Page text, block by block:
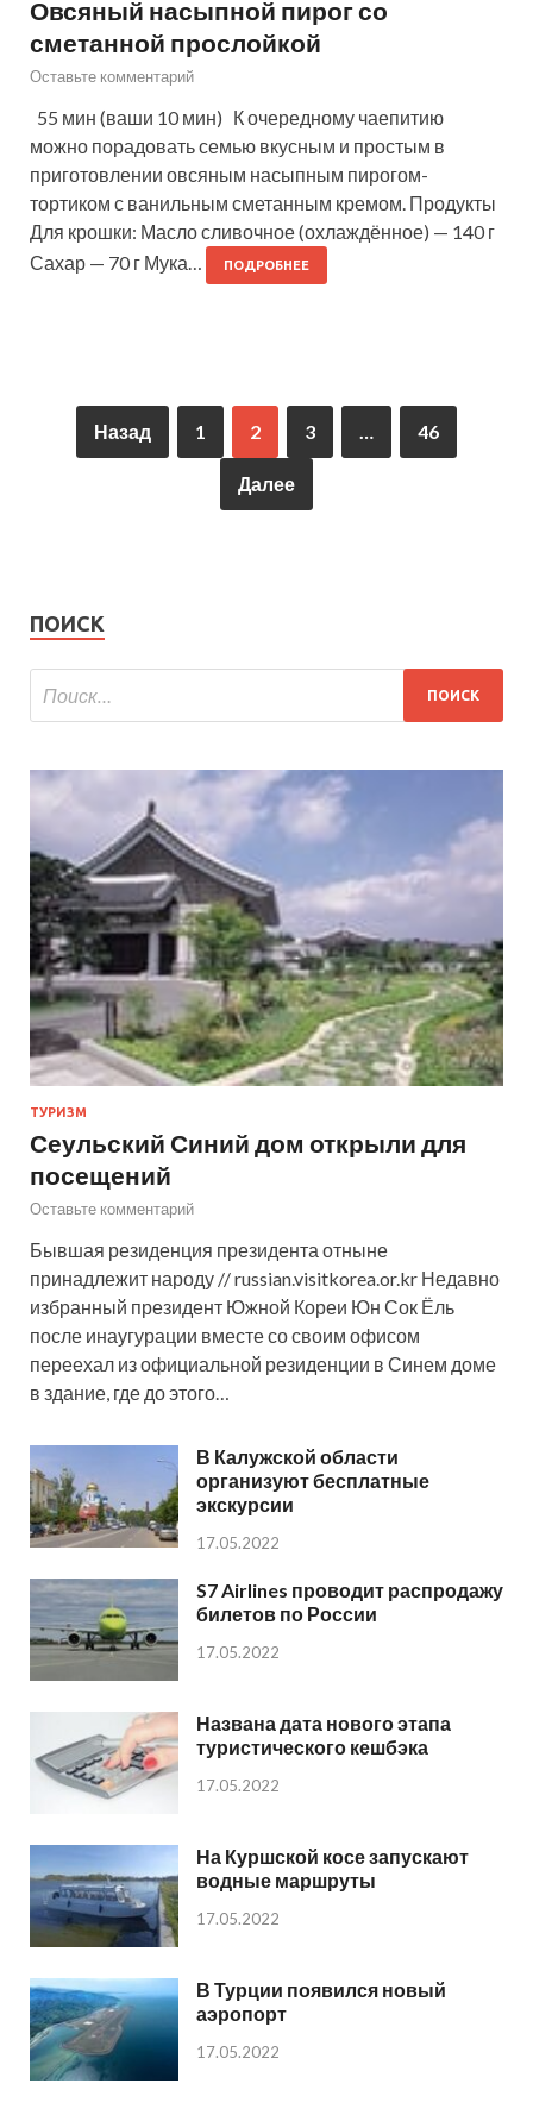
Овсяный насыпной пирог со
сметанной прослойкой
Оставьте комментарий
55 мин (ваши 10 мин) К очередному чаепитию
можно порадовать семью вкусным и простым в
приготовлении овсяным насыпным пирогом-
тортиком с ванильным сметанным кремом. Продукты
Для крошки: Масло сливочное (охлаждённое) — 140 г
Сахар — 70 г Мука…
ПОДРОБНЕЕ
Назад 1 2 3 … 46
Далее
ПОИСК
ТУРИЗМ
Сеульский Синий дом открыли для
посещений
Оставьте комментарий
Бывшая резиденция президента отныне
принадлежит народу // russian.visitkorea.or.kr Недавно
избранный президент Южной Кореи Юн Сок Ёль
после инаугурации вместе со своим офисом
переехал из официальной резиденции в Синем доме
в здание, где до этого…
В Калужской области
организуют бесплатные
экскурсии
17.05.2022
S7 Airlines проводит распродажу
билетов по России
17.05.2022
Названа дата нового этапа
туристического кешбэка
17.05.2022
На Куршской косе запускают
водные маршруты
17.05.2022
В Турции появился новый
аэропорт
17.05.2022